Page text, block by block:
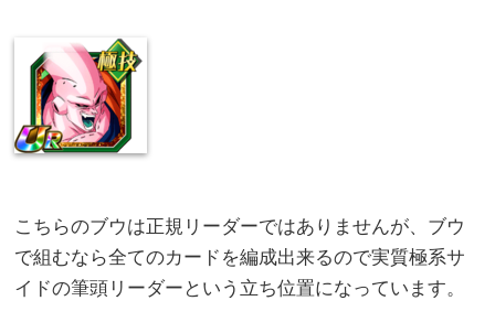
こちらのブウは正規リーダーではありませんが、ブウ
で組むなら全てのカードを編成出来るので実質極系サ
イドの筆頭リーダーという立ち位置になっています。